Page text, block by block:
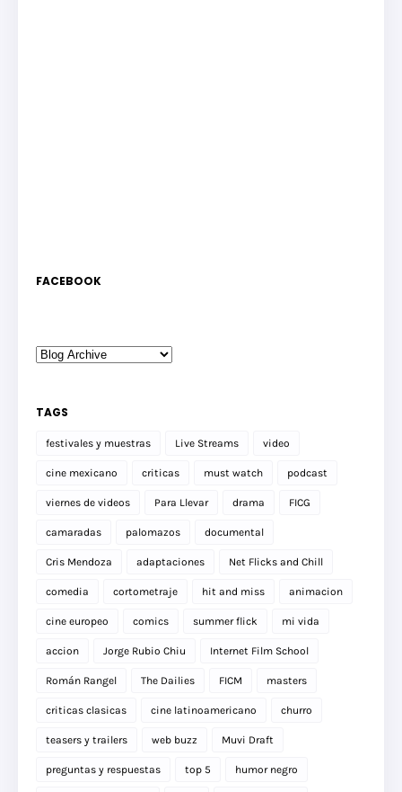
FACEBOOK
TAGS
festivales y muestras Live Streams video
cine mexicano criticas must watch podcast
viernes de videos Para Llevar drama FICG
camaradas palomazos documental
Cris Mendoza adaptaciones Net Flicks and Chill
comedia cortometraje hit and miss animacion
cine europeo comics summer flick mi vida
accion Jorge Rubio Chiu Internet Film School
Román Rangel The Dailies FICM masters
criticas clasicas cine latinoamericano churro
teasers y trailers web buzz Muvi Draft
preguntas y respuestas top 5 humor negro